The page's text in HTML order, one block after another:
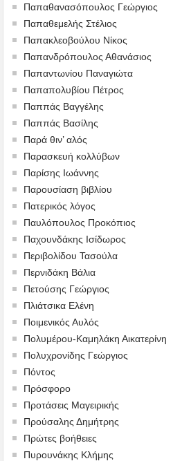
Παπαθανασόπουλος Γεώργιος
Παπαθεμελής Στέλιος
Παπακλεοβούλου Νίκος
Παπανδρόπουλος Αθανάσιος
Παπαντωνίου Παναγιώτα
Παπαπολυβίου Πέτρος
Παππάς Βαγγέλης
Παππάς Βασίλης
Παρά θιν’ αλός
Παρασκευή κολλύβων
Παρίσης Ιωάννης
Παρουσίαση βιβλίου
Πατερικός λόγος
Παυλόπουλος Προκόπιος
Παχουνδάκης Ισίδωρος
Περιβολίδου Τασούλα
Περνιδάκη Βάλια
Πετούσης Γεώργιος
Πλιάτσικα Ελένη
Ποιμενικός Αυλός
Πολυμέρου-Καμηλάκη Αικατερίνη
Πολυχρονίδης Γεώργιος
Πόντος
Πρόσφορο
Προτάσεις Μαγειρικής
Προύσαλης Δημήτρης
Πρώτες βοήθειες
Πυρουνάκης Κλήμης